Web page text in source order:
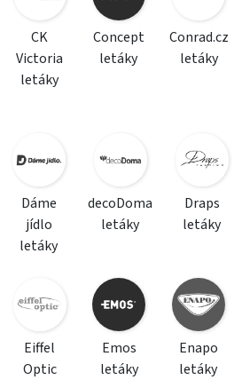
CK
Victoria
letáky
Concept
letáky
Conrad.cz
letáky
Dáme
jídlo
letáky
decoDoma
letáky
Draps
letáky
Eiffel
Optic
Emos
letáky
Enapo
letáky